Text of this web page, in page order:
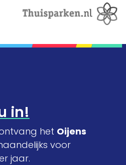
in!
het Oijens
voor
jaar.